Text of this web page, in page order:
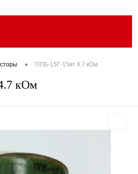
• ППБ-15Г-15вт 4.7 кОм
кОм